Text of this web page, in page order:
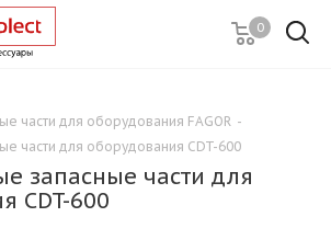
0
части для оборудования FAGOR -
части для оборудования CDT-600
запасные части для
CDT-600